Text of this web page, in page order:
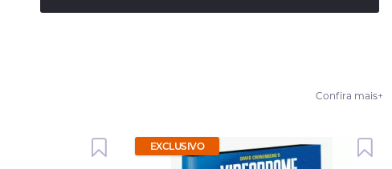
Confira mais+
EXCLUSIVO